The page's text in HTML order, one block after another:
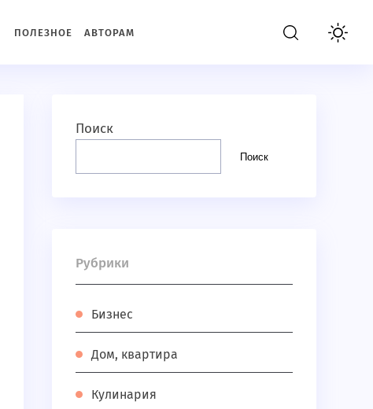
ПОЛЕЗНОЕ АВТОРАМ
Поиск
Поиск
Рубрики
Бизнес
Дом, квартира
Кулинария